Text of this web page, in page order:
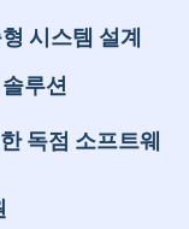
시스템 설계
루션
독점 소프트웨